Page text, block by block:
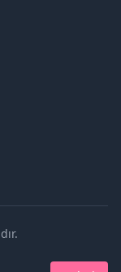
Site Haritası